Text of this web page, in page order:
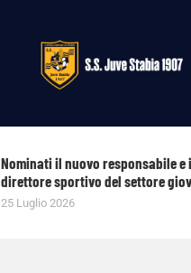
Nominati il nuovo responsabile e
direttore sportivo del settore
25 Luglio 2026